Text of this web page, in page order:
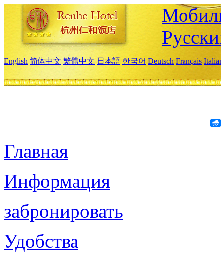
English 简体中文 繁體中文 日本語 한국어 Deutsch Français
Главная
Информация
забронировать
Удобства